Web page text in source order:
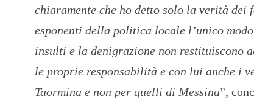
chiaramente che ho detto solo la verità
esponenti della politica locale l’unico
insulti e la denigrazione non restituiscono
le proprie responsabilità e con lui anche i
Taormina e non per quelli di Messina”,